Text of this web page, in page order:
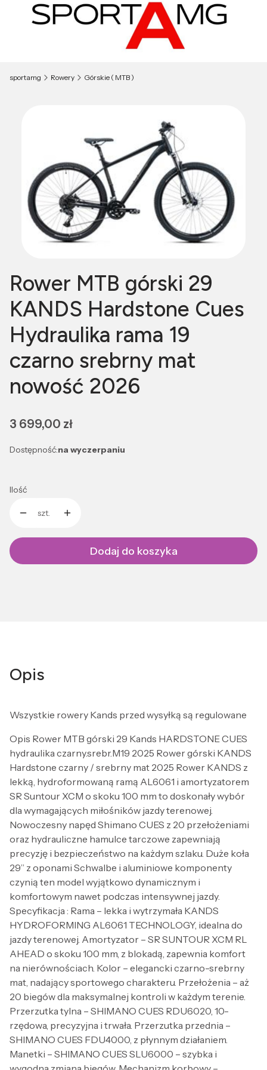
sportamg Rowery Górskie ( MTB )
Rower MTB górski 29
KANDS Hardstone Cues
Hydraulika rama 19
czarno srebrny mat
nowość 2026
Cena
3 699,00 zł
Dostępność:na wyczerpaniu
Ilość
szt.
Dodaj do koszyka
Opis
Wszystkie rowery Kands przed wysyłką są regulowane
Opis Rower MTB górski 29 Kands HARDSTONE CUES
hydraulika czarny.srebr.M19 2025 Rower górski KANDS
Hardstone czarny / srebrny mat 2025 Rower KANDS z
lekką, hydroformowaną ramą AL6061 i amortyzatorem
SR Suntour XCM o skoku 100 mm to doskonały wybór
dla wymagających miłośników jazdy terenowej.
Nowoczesny napęd Shimano CUES z 20 przełożeniami
oraz hydrauliczne hamulce tarczowe zapewniają
precyzję i bezpieczeństwo na każdym szlaku. Duże koła
29” z oponami Schwalbe i aluminiowe komponenty
czynią ten model wyjątkowo dynamicznym i
komfortowym nawet podczas intensywnej jazdy.
Specyfikacja : Rama – lekka i wytrzymała KANDS
HYDROFORMING AL6061 TECHNOLOGY, idealna do
jazdy terenowej. Amortyzator – SR SUNTOUR XCM RL
AHEAD o skoku 100 mm, z blokadą, zapewnia komfort
na nierównościach. Kolor – elegancki czarno-srebrny
mat, nadający sportowego charakteru. Przełożenia – aż
20 biegów dla maksymalnej kontroli w każdym terenie.
Przerzutka tylna – SHIMANO CUES RDU6020, 10-
rzędowa, precyzyjna i trwała. Przerzutka przednia –
SHIMANO CUES FDU4000, z płynnym działaniem.
Manetki – SHIMANO CUES SLU6000 – szybka i